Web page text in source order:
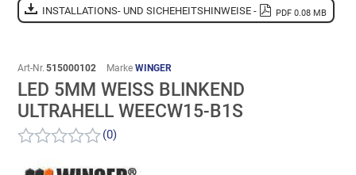
INSTALLATIONS- UND SICHEHEITSHINWEISE - PDF 0.08 MB
Art-Nr. 515000102 Marke WINGER
LED 5MM WEISS BLINKEND U
LTRAHELL WEECW15-B1S
(0)